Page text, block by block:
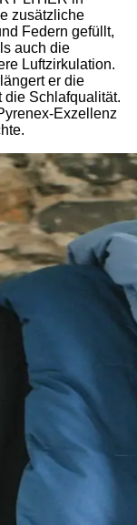
zusätzliche
Federn gefüllt,
auch die
Luftzirkulation.
er die
die Schlafqualität.
Exzellenz